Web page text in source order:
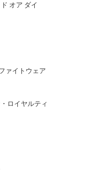
オア ダイ
ァイトウェア
ロイヤルティ